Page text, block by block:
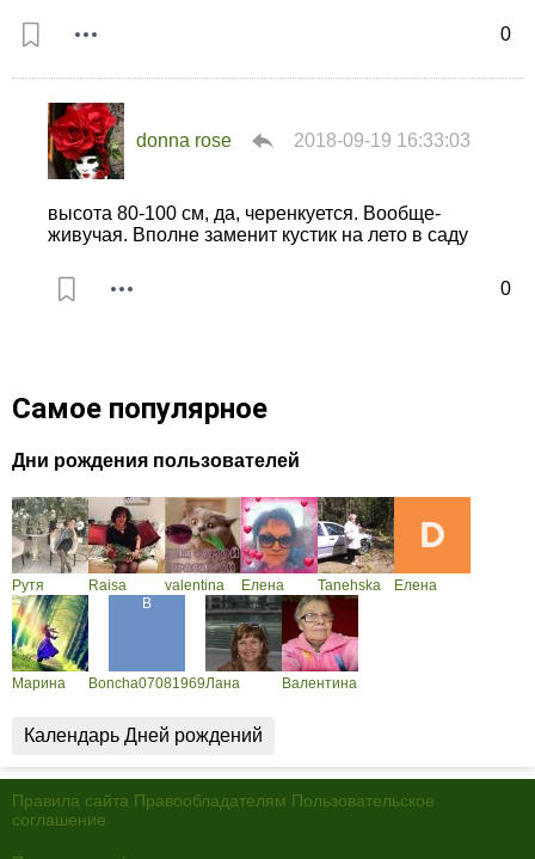
0
donna rose 2018-09-19 16:33:03
0
высота 80-100 см, да, черенкуется. Вообще-
живучая. Вполне заменит кустик на лето в саду
Самое популярное
Дни рождения пользователей
Рутя Raisa valentina Елена Tanehska Елена
Марина Boncha07081969Лана Валентина
Календарь Дней рождений
Правила сайта Правообладателям Пользовательское
соглашение